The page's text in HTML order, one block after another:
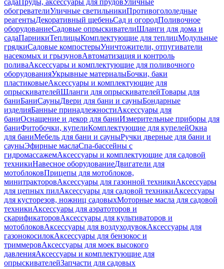
садаПруды, аксессуары для прудовУличные
обогревателиУличные светильникиПротивогололедные
реагентыДекоративный щебеньСад и огородПоливочное
оборудованиеСадовые опрыскивателиШланги для дома и
садаПарникиТеплицыКомплектующие для теплицМодульные
грядкиСадовые компостерыУничтожители, отпугиватели
насекомых и грызуновАвтоматизация и контроль
поливаАксессуары и комплектующие для поливочного
оборудованияУкрывные материалыБочки, баки
пластиковыеАксессуары и комплектующие для
опрыскивателейШланги для опрыскивателейТовары для
баниБаниСауныДвери для бани и сауныБондарные
изделияБанные принадлежностиАксессуары для
баниОснащение и декор для баниИзмерительные приборы для
баниФитобочки, купелиКомплектующие для купелейОкна
для баниМебель для бани и сауныРучки дверные для бани и
сауныЭфирные маслаСпа-бассейны с
гидромассажемАксессуары и комплектующие для садовой
техникиНавесное оборудованиеДвигатели для
мотоблоковПрицепы для мотоблоков,
минитракторовАксессуары для газонной техникиАксессуары
для цепных пилАксессуары для садовой техникиАксессуары
для кусторезов, ножниц садовыхМоторные масла для садовой
техникиАксессуары для аэратоторов и
скарификаторовАксессуары для культиваторов и
мотоблоковАксессуары для воздуходувокАксессуары для
газонокосилокАксессуары для бензокос и
триммеровАксессуары для моек высокого
давленияАксессуары и комплектующие для
опрыскивателейЗапчасти для садовых